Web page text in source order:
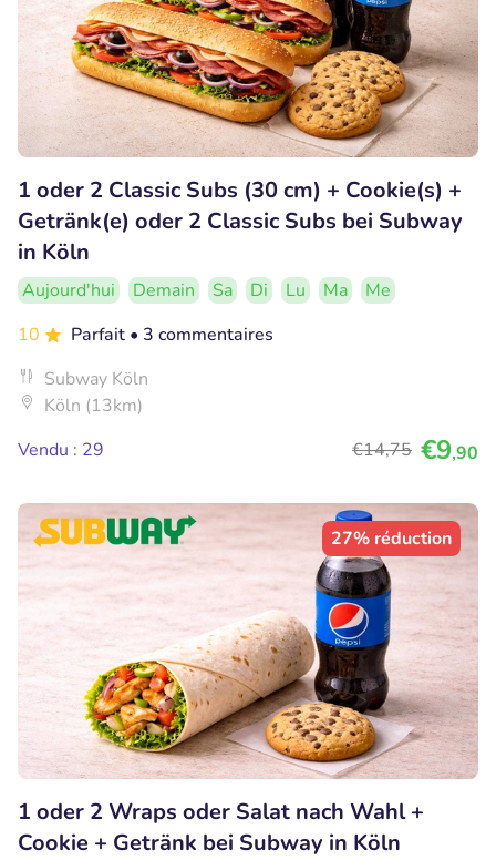
1 oder 2 Classic Subs (30 cm) + Cookie(s) +
Getränk(e) oder 2 Classic Subs bei Subway
in Köln
Aujourd'hui Demain Sa Di Lu Ma
Me
10
Parfait • 3 commentaires
Subway Köln
Köln (13km)
Vendu : 29
€14,75 €9,90
27% réduction
1 oder 2 Wraps oder Salat nach Wahl +
Cookie + Getränk bei Subway in Köln